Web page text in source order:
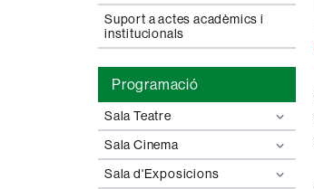
Suport a actes acadèmics i
institucionals
Programació
Sala Teatre
Sala Cinema
Sala d'Exposicions